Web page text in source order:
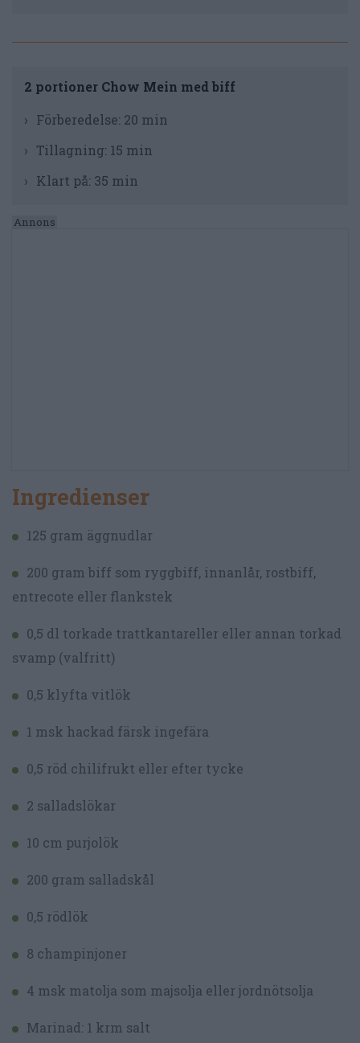
2 portioner Chow Mein med biff
Förberedelse: 20 min
Tillagning: 15 min
Klart på: 35 min
Ingredienser
125 gram äggnudlar
200 gram biff som ryggbiff, innanlår, rostbiff,
entrecote eller flankstek
0,5 dl torkade trattkantareller eller annan torkad
svamp (valfritt)
0,5 klyfta vitlök
1 msk hackad färsk ingefära
0,5 röd chilifrukt eller efter tycke
2 salladslökar
10 cm purjolök
200 gram salladskål
0,5 rödlök
8 champinjoner
4 msk matolja som majsolja eller jordnötsolja
Marinad: 1 krm salt